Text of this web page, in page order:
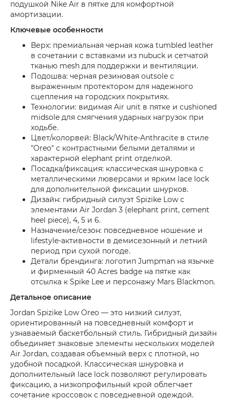
подушкой Nike Air в пятке для комфортной
амортизации.
Ключевые особенности
Верх: премиальная черная кожа tumbled leather
в сочетании с вставками из nubuck и сетчатой
тканью mesh для поддержки и вентиляции.
Подошва: черная резиновая outsole с
выраженным протектором для надежного
сцепления на городских покрытиях.
Технологии: видимая Air unit в пятке и cushioned
midsole для смягчения ударных нагрузок при
ходьбе.
Цвет/колорвей: Black/White-Anthracite в стиле
"Oreo" с контрастными белыми деталями и
характерной elephant print отделкой.
Посадка/фиксация: классическая шнуровка с
металлическими люверсами и ярким lace lock
для дополнительной фиксации шнурков.
Дизайн: гибридный силуэт Spizike Low с
элементами Air Jordan 3 (elephant print, cement
heel piece), 4, 5 и 6.
Назначение/сезон: повседневное ношение и
lifestyle-активности в демисезонный и летний
период при сухой погоде.
Детали брендинга: логотип Jumpman на язычке
и фирменный 40 Acres badge на пятке как
отсылка к Spike Lee и персонажу Mars Blackmon.
Детальное описание
Jordan Spizike Low Oreo — это низкий силуэт,
ориентированный на повседневный комфорт и
узнаваемый баскетбольный стиль. Гибридный дизайн
объединяет знаковые элементы нескольких моделей
Air Jordan, создавая объемный верх с плотной, но
удобной посадкой. Классическая шнуровка и
дополнительный lace lock позволяют регулировать
фиксацию, а низкопрофильный крой облегчает
сочетание кроссовок с повседневной одеждой.